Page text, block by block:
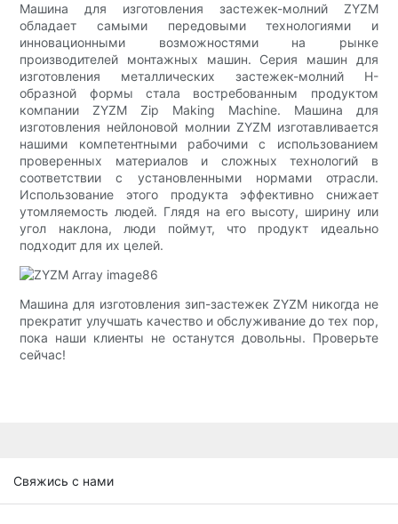
Машина для изготовления застежек-молний ZYZM
обладает самыми передовыми технологиями и
инновационными возможностями на рынке
производителей монтажных машин. Серия машин для
изготовления металлических застежек-молний H-
образной формы стала востребованным продуктом
компании ZYZM Zip Making Machine. Машина для
изготовления нейлоновой молнии ZYZM изготавливается
нашими компетентными рабочими с использованием
проверенных материалов и сложных технологий в
соответствии с установленными нормами отрасли.
Использование этого продукта эффективно снижает
утомляемость людей. Глядя на его высоту, ширину или
угол наклона, люди поймут, что продукт идеально
подходит для их целей.
Машина для изготовления зип-застежек ZYZM никогда не
прекратит улучшать качество и обслуживание до тех пор,
пока наши клиенты не останутся довольны. Проверьте
сейчас!
Свяжись с нами